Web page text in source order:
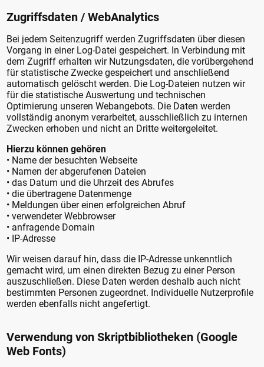
Zugriffsdaten / WebAnalytics
Bei jedem Seitenzugriff werden Zugriffsdaten über diesen
Vorgang in einer Log-Datei gespeichert. In Verbindung mit
dem Zugriff erhalten wir Nutzungsdaten, die vorübergehend
für statistische Zwecke gespeichert und anschließend
automatisch gelöscht werden. Die Log-Dateien nutzen wir
für die statistische Auswertung und technischen
Optimierung unseren Webangebots. Die Daten werden
vollständig anonym verarbeitet, ausschließlich zu internen
Zwecken erhoben und nicht an Dritte weitergeleitet.
Hierzu können gehören
• Name der besuchten Webseite
• Namen der abgerufenen Dateien
• das Datum und die Uhrzeit des Abrufes
• die übertragene Datenmenge
• Meldungen über einen erfolgreichen Abruf
• verwendeter Webbrowser
• anfragende Domain
• IP-Adresse
Wir weisen darauf hin, dass die IP-Adresse unkenntlich
gemacht wird, um einen direkten Bezug zu einer Person
auszuschließen. Diese Daten werden deshalb auch nicht
bestimmten Personen zugeordnet. Individuelle Nutzerprofile
werden ebenfalls nicht angefertigt.
Verwendung von Skriptbibliotheken (Google
Web Fonts)